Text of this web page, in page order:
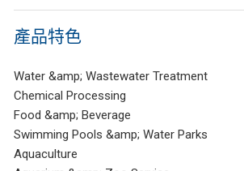
產品特色
Water &amp; Wastewater Treatment
Chemical Processing
Food &amp; Beverage
Swimming Pools &amp; Water Parks
Aquaculture